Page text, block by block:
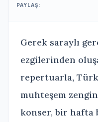
PAYLAŞ:
Gerek saraylı
ezgilerinden
repertuarla,
muhteşem
konser, bir hafta